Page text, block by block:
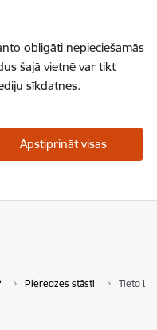
obligāti nepieciešamās
šajā vietnē var tikt
sīkdatnes.
Apstiprināt visas
Pieredzes stāsti Tieto